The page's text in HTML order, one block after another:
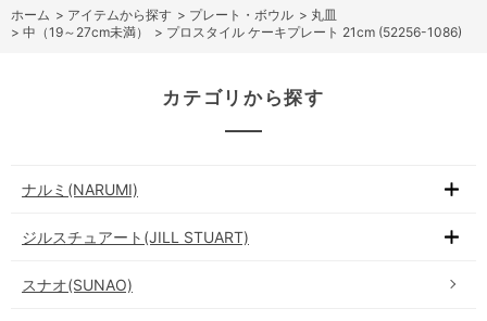
ホーム > アイテムから探す > プレート・ボウル > 丸皿
> 中（19～27cm未満） > プロスタイル ケーキプレート 21cm (52256-1086)
カテゴリから探す
ナルミ(NARUMI)
ジルスチュアート(JILL STUART)
スナオ(SUNAO)